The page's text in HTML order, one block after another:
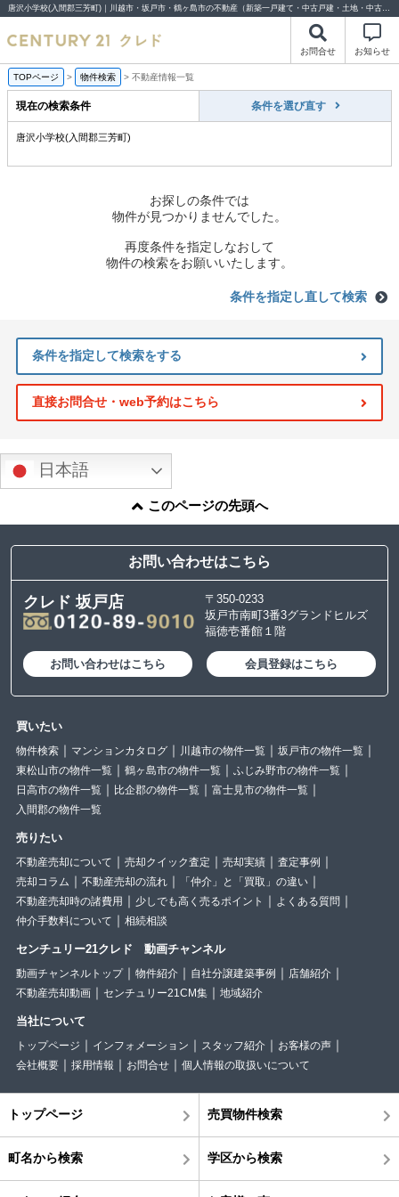
唐沢小学校(入間郡三芳町)｜川越市・坂戸市・鶴ヶ島市の不動産（新築一戸建て・中古戸建・土地・中古マンション）不動産売却はセンチュリー21クレド
お問合せ お知らせ
TOPページ > 物件検索 > 不動産情報一覧
現在の検索条件 条件を選び直す
唐沢小学校(入間郡三芳町)
お探しの条件では
物件が見つかりませんでした。
再度条件を指定しなおして
物件の検索をお願いいたします。
条件を指定し直して検索
条件を指定して検索をする
直接お問合せ・web予約はこちら
日本語
このページの先頭へ
お問い合わせはこちら
クレド 坂戸店
〒350-0233
坂戸市南町3番3グランドヒルズ
福徳壱番館１階
お問い合わせはこちら 会員登録はこちら
買いたい
物件検索 マンションカタログ 川越市の物件一覧
坂戸市の物件一覧
東松山市の物件一覧
鶴ヶ島市の物件一覧
ふじみ野市の物件一覧
日高市の物件一覧
比企郡の物件一覧
富士見市の物件一覧
入間郡の物件一覧
売りたい
不動産売却について 売却クイック査定 売却実績
査定事例
売却コラム
不動産売却の流れ
「仲介」と「買取」の違い
不動産売却時の諸費用
少しでも高く売るポイント
よくある質問
仲介手数料について
相続相談
センチュリー21クレド 動画チャンネル
動画チャンネルトップ 物件紹介 自社分譲建築事例
店舗紹介
不動産売却動画
センチュリー21CM集 地域紹介
当社について
トップページ インフォメーション スタッフ紹介
お客様の声
会社概要
採用情報 お問合せ 個人情報の取扱いについて
トップページ 売買物件検索
町名から検索 学区から検索